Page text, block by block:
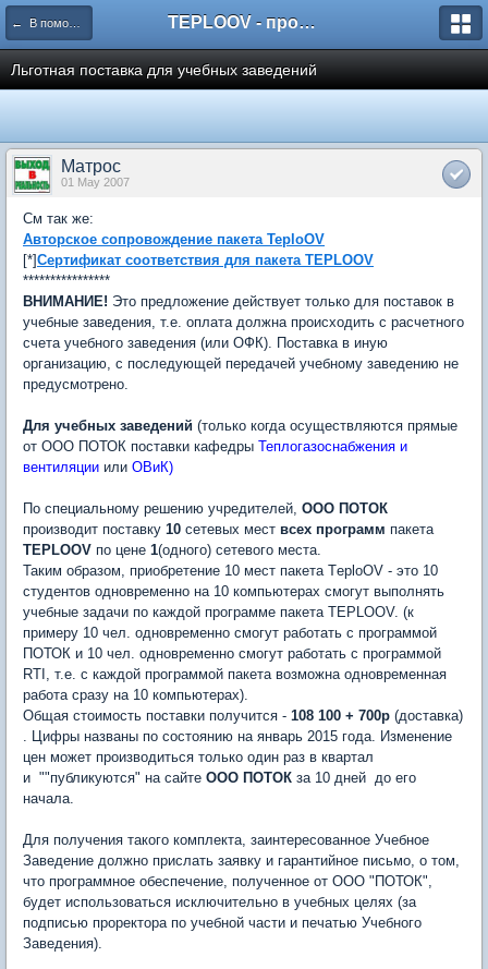
← В помощь ВУЗам TEPLOOV - программный комплекс для расчёта систем отопления и вентиляции
Льготная поставка для учебных заведений
Матрос
01 May 2007
См так же:
Авторское сопровождение пакета TeploOV
[*]Сертификат соответствия для пакета TEPLOOV
****************
ВНИМАНИЕ! Это предложение действует только для поставок в
учебные заведения, т.е. оплата должна происходить с расчетного
счета учебного заведения (или ОФК). Поставка в иную
организацию, с последующей передачей учебному заведению не
предусмотрено.
Для учебных заведений (только когда осуществляются прямые
от ООО ПОТОК поставки кафедры Теплогазоснабжения и
вентиляции или ОВиК)
По специальному решению учредителей, ООО ПОТОК
производит поставку 10 сетевых мест всех программ пакета
TEPLOOV по цене 1(одного) сетевого места.
Таким образом, приобретение 10 мест пакета TеploOV - это 10
студентов одновременно на 10 компьютерах смогут выполнять
учебные задачи по каждой программе пакета TEPLOOV. (к
примеру 10 чел. одновременно смогут работать с программой
ПОТОК и 10 чел. одновременно смогут работать с программой
RTI, т.е. с каждой программой пакета возможна одновременная
работа сразу на 10 компьютерах).
Общая стоимость поставки получится - 108 100 + 700р (доставка)
. Цифры названы по состоянию на январь 2015 года. Изменение
цен может производиться только один раз в квартал
и ""публикуются" на сайте ООО ПОТОК за 10 дней до его
начала.
Для получения такого комплекта, заинтересованное Учебное
Заведение должно прислать заявку и гарантийное письмо, о том,
что программное обеспечение, полученное от ООО "ПОТОК",
будет использоваться исключительно в учебных целях (за
подписью проректора по учебной части и печатью Учебного
Заведения).